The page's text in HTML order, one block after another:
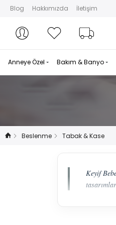
Blog Hakkımızda İletişim
Hesabım
Hesabım Favorilerim
Anneye Özel Bakım & Banyo
Beslenme Tabak & Kase
Keyif
Beslenme